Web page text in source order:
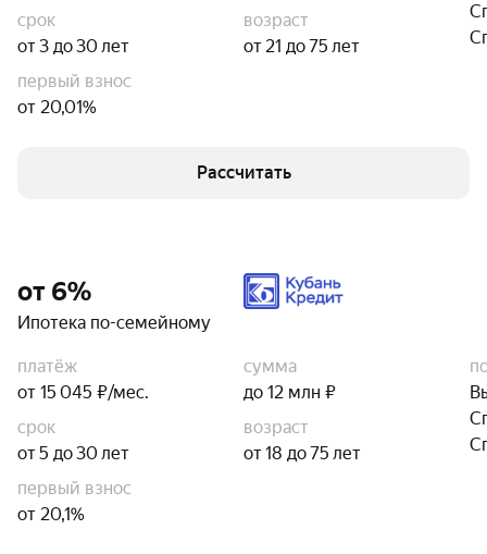
срок
от 3 до 30 лет
возраст
от 21 до 75 лет
первый взнос
от 20,01%
Рассчитать
от 6%
Ипотека по-семейному
платёж
от 15 045 ₽/мес.
сумма
до 12 млн ₽
срок
от 5 до 30 лет
возраст
от 18 до 75 лет
первый взнос
от 20,1%